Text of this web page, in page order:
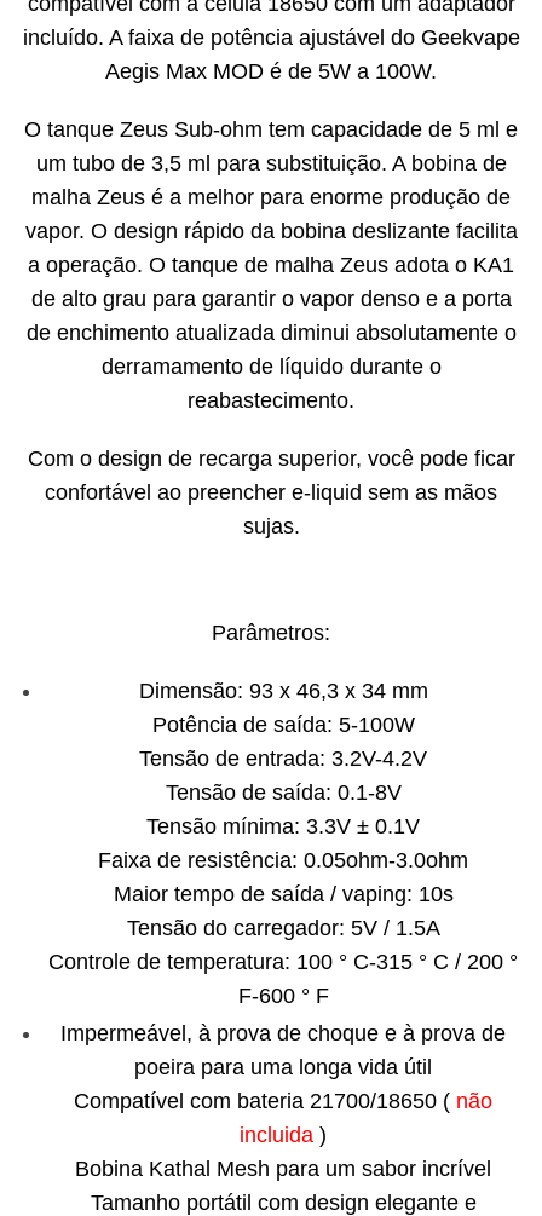
incluído. A faixa de potência ajustável do Geekvape
Aegis Max MOD é de 5W a 100W.
O tanque Zeus Sub-ohm tem capacidade de 5 ml e
um tubo de 3,5 ml para substituição. A bobina de
malha Zeus é a melhor para enorme produção de
vapor. O design rápido da bobina deslizante facilita
a operação. O tanque de malha Zeus adota o KA1
de alto grau para garantir o vapor denso e a porta
de enchimento atualizada diminui absolutamente o
derramamento de líquido durante o
reabastecimento.
Com o design de recarga superior, você pode ficar
confortável ao preencher e-liquid sem as mãos
sujas.
Parâmetros:
Dimensão: 93 x 46,3 x 34 mm
Potência de saída: 5-100W
Tensão de entrada: 3.2V-4.2V
Tensão de saída: 0.1-8V
Tensão mínima: 3.3V ± 0.1V
Faixa de resistência: 0.05ohm-3.0ohm
Maior tempo de saída / vaping: 10s
Tensão do carregador: 5V / 1.5A
Controle de temperatura: 100 ° C-315 ° C / 200 °
F-600 ° F
Impermeável, à prova de choque e à prova de
poeira para uma longa vida útil
Compatível com bateria 21700/18650 ( não
incluida )
Bobina Kathal Mesh para um sabor incrível
Tamanho portátil com design elegante e